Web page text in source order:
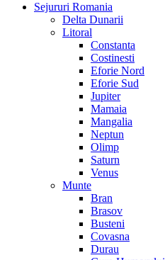
Sejururi Romania
Delta Dunarii
Litoral
Constanta
Costinesti
Eforie Nord
Eforie Sud
Jupiter
Mamaia
Mangalia
Neptun
Olimp
Saturn
Venus
Munte
Bran
Brasov
Busteni
Covasna
Durau